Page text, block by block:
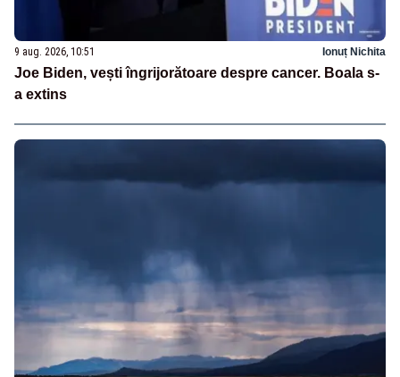
9 aug. 2026, 10:51 Ionuț Nichita
Joe Biden, vești îngrijorătoare despre cancer. Boala s-
a extins